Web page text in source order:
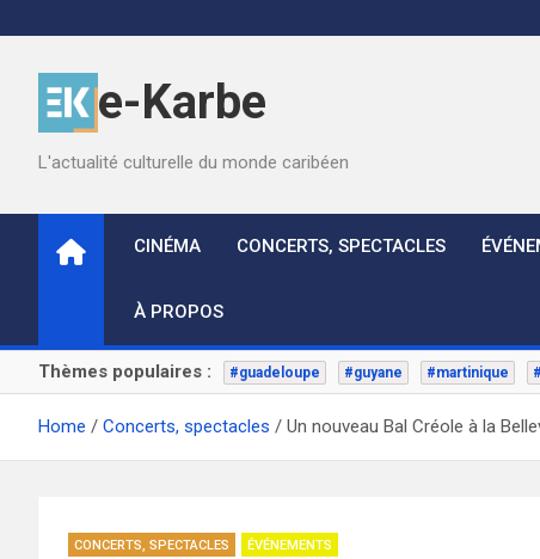
to
content
e-Karbe
L'actualité culturelle du monde caribéen
CINÉMA CONCERTS, SPECTACLES
À PROPOS
Thèmes populaires : #guadeloupe #guyane #martinique
Home Concerts, spectacles Un nouveau Bal Créole à la
CONCERTS, SPECTACLES ÉVÉNEMENTS